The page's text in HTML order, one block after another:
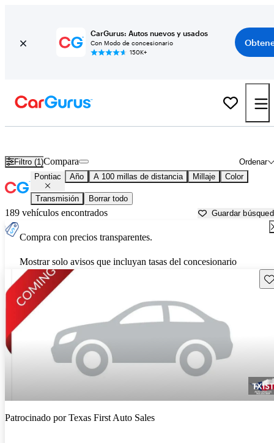
CarGurus: Autos nuevos y usados
Con Modo de concesionario
150K+
Filtro (1) Ordenar
Compara
Pontiac Año A 100 millas de distancia Millaje Color
Transmisión Borrar todo
189 vehículos encontrados Guardar
Compra con precios transparentes.
Mostrar solo avisos que incluyan tasas del concesionario
Patrocinado porTexas First Auto Sales